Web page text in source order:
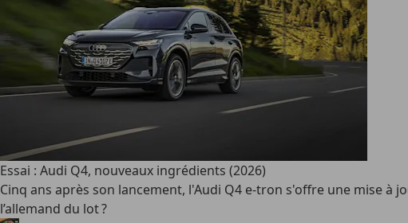
Essai : Audi Q4, nouveaux ingrédients (2026)
Cinq ans après son lancement, l'Audi Q4 e-tron s'offre une mise
l’allemand du lot ?